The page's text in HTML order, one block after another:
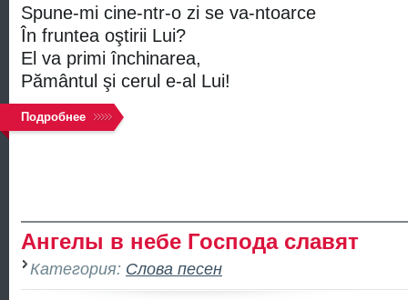
Spune-mi cine-ntr-o zi se va-ntoarce
În fruntea oştirii Lui?
El va primi închinarea,
Pământul şi cerul e-al Lui!
Подробнее
Ангелы в небе Господа славят
Категория: Слова песен